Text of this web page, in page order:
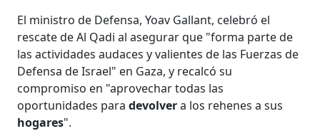
El ministro de Defensa, Yoav Gallant, celebró el
rescate de Al Qadi al asegurar que "forma parte de
las actividades audaces y valientes de las Fuerzas de
Defensa de Israel" en Gaza, y recalcó su
compromiso en "aprovechar todas las
oportunidades paradevolvera los rehenes a sus
hogares".